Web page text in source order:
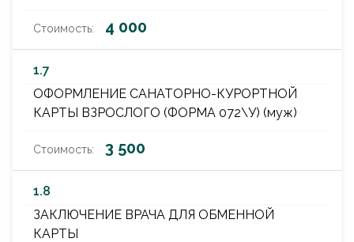
4 000
1.7
ОФОРМЛЕНИЕ САНАТОРНО-КУРОРТНОЙ
КАРТЫ ВЗРОСЛОГО (ФОРМА 072\У) (муж)
3 500
1.8
ЗАКЛЮЧЕНИЕ ВРАЧА ДЛЯ ОБМЕННОЙ
КАРТЫ